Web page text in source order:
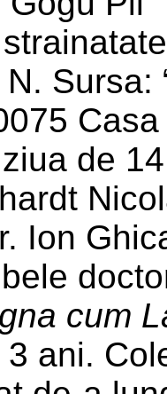
Sursa:
ziua de
Ion
cum
ani.